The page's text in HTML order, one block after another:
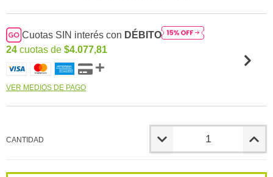
Cuotas SIN interés con DÉBITO
24 cuotas de $4.077,81
VER MEDIOS DE PAGO
CANTIDAD